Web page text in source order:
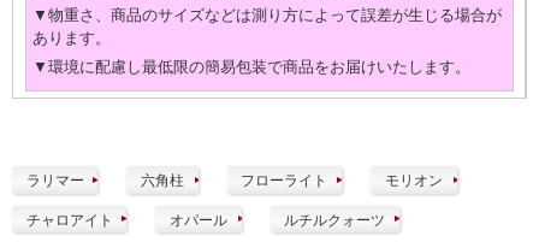
▼物重さ、商品のサイズなどは測り方によって誤差が生じる場合が
あります。
▼環境に配慮し最低限の簡易包装で商品をお届けいたします。
ラリマー 六角柱 フローライト モリオン
チャロアイト オパール ルチルクォーツ